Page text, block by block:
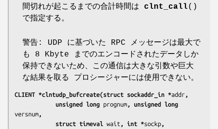
間切れが起こるまでの合計時間は clnt_call()
で指定する。
警告: UDP に基づいた RPC メッセージは最大で
も 8 Kbyte までのエンコードされたデータしか
保持できないため、この通信は大きな引数や巨大
な結果を取る プロシージャーには使用できない。
CLIENT *clntudp_bufcreate(struct sockaddr_in *addr ,
            unsigned long
prognum
versnum ,
            struct timeval
wait , int *sockp ,